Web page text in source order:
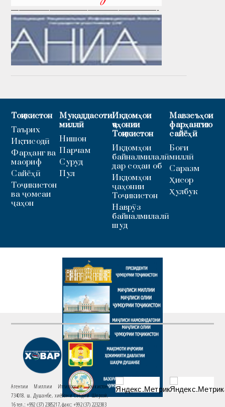
———————————————————-
Тоҷикистон
Таърих
Иқтисодӣ
Фарҳанг ва
маориф
Сайёҳӣ
Тоҷикистон
ва ҷомеаи
ҷаҳон
Муқаддасоти
миллӣ
Нишон
Парчам
Суруд
Пул
Иқдомҳои
ҷаҳонии
Тоҷикистон
Иқдомҳои
байналмилалӣ
дар соҳаи об
Иқдомҳои
ҷаҳонии
Тоҷикистон
Наврӯз
байналмилалӣ
шуд
Мавзеъҳои
фарҳангию
сайёҳӣ
Боғи
миллӣ
Саразм
Ҳисор
Ҳулбук
Агентии Миллии Иттилоотии Тоҷикистон
734018. ш. Душанбе, хиёбони Саъдии Шерозӣ,
16 тел.: +992 (37) 2385217, факс: +992 (37) 2232383